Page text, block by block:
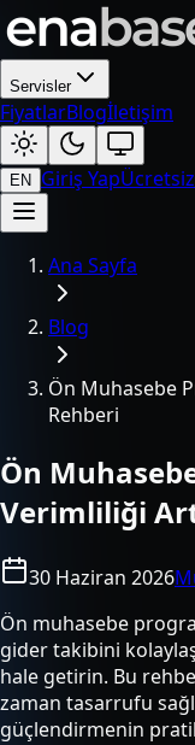
Servisler
FiyatlarBlogİletişim
EN Giriş Yap
Ana Sayfa
Blog
Ön Muhasebe
Rehberi
Ön
Verimliliği
30 Haziran 2026
Ön muhasebe
gider takibini
hale getirin. Bu
zaman tasarrufu
güçlendirmenin